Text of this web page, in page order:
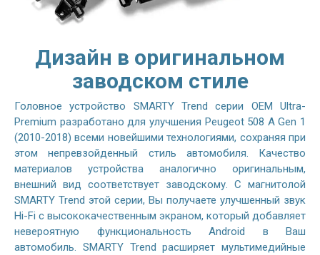
Дизайн в оригинальном
заводском стиле
Головное устройство SMARTY Trend серии OEM Ultra-
Premium разработано для улучшения Peugeot 508 A Gen 1
(2010-2018) всеми новейшими технологиями, сохраняя при
этом непревзойденный стиль автомобиля. Качество
материалов устройства аналогично оригинальным,
внешний вид соответствует заводскому. С магнитолой
SMARTY Trend этой серии, Вы получаете улучшенный звук
Hi-Fi с высококачественным экраном, который добавляет
невероятную функциональность Android в Ваш
автомобиль. SMARTY Trend расширяет мультимедийные